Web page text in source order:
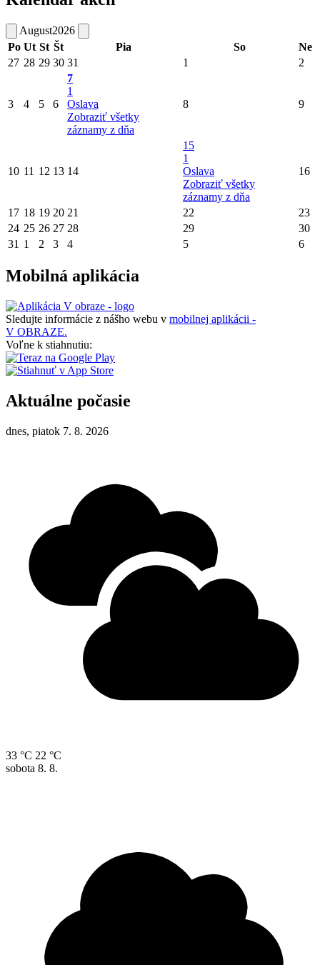
August2026
Po Ut St Št Pia So
Ne
27 28 29 30 31 1 2
3 4 5 6
7
1
Oslava
Zobraziť všetky
záznamy z dňa
8 9
10 11 12 13 14
15
1
Oslava
Zobraziť všetky
záznamy z dňa
16
17 18 19 20 21 22
23
24 25 26 27 28 29
30
31 1 2 3 4 5 6
Mobilná aplikácia
Sledujte informácie z nášho webu v mobilnej aplikácii -
V OBRAZE.
Voľne k stiahnutiu:
Aktuálne počasie
dnes, piatok 7. 8. 2026
33 °C 22 °C
sobota 8. 8.